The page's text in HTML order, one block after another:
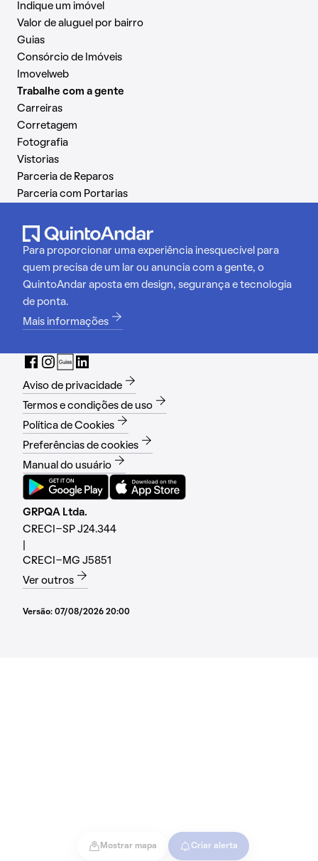
Mostrar mapa Criar alerta
Indique um imóvel
Valor de aluguel por bairro
Guias
Consórcio de Imóveis
Imovelweb
Trabalhe com a gente
Carreiras
Corretagem
Fotografia
Vistorias
Parceria de Reparos
Parceria com Portarias
Para proporcionar uma experiência inesquecível para
quem precisa de um lar ou anuncia com a gente, o
QuintoAndar aposta em design, segurança e tecnologia
de ponta.
Mais informações
Aviso de privacidade
Termos e condições de uso
Política de Cookies
Preferências de cookies
Manual do usuário
GRPQA Ltda.
CRECI-SP J24.344
CRECI-MG J5851
Ver outros
Versão: 07/08/2026 20:00